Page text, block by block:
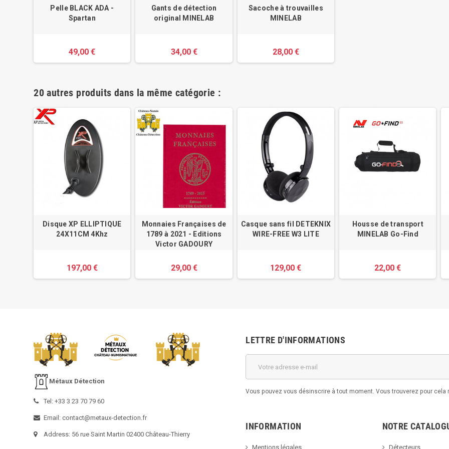
Pelle BLACK ADA -
Spartan
49,00 €
Gants de détection
original MINELAB
34,00 €
Sacoche à trouvailles
MINELAB
28,00 €
20 autres produits dans la même catégorie :
Disque XP ELLIPTIQUE
24X11CM 4Khz
197,00 €
Monnaies Françaises de
1789 à 2021 - Editions
Victor GADOURY
29,00 €
Casque sans fil DETEKNIX
WIRE-FREE W3 LITE
129,00 €
Housse de transport
MINELAB Go-Find
22,00 €
Métaux Détection
Tel: +33 3 23 70 79 60
Email: contact@metaux-detection.fr
Address: 56 rue Saint Martin 02400 Château-Thierry
LETTRE D'INFORMATIONS
Vous pouvez vous désinscrire à tout moment. Vous trouverez pour
INFORMATION
Mentions légales
NOTRE
Détecteurs